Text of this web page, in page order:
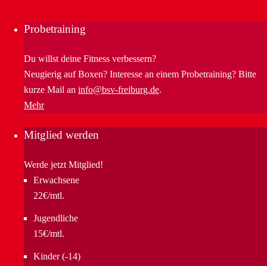
Probetraining
Du willst deine Fitness verbessern?
Neugierig auf Boxen? Interesse an einem Probetraining? Bitte
kurze Mail an info@bsv-freiburg.de.
Mehr
Mitglied werden
Werde jetzt Mitglied!
Erwachsene
22€/mtl.
Jugendliche
15€/mtl.
Kinder (-14)